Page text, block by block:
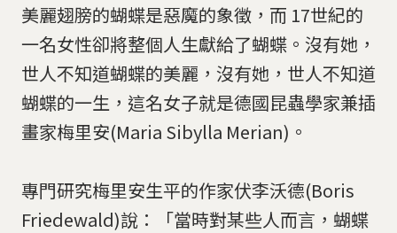
美麗翅膀的蝴蝶是惡魔的象徵，而 17世紀的
一名女性卻將整個人生獻給了蝴蝶。沒有她，
世人不知道蝴蝶的美麗，沒有她，世人不知道
蝴蝶的一生，這名女子就是德國昆蟲學家兼插
畫家梅里安(Maria Sibylla Merian)。
專門研究梅里安生平的作家伏李沃德(Boris
Friedewald)說：「當時對某些人而言，蝴蝶